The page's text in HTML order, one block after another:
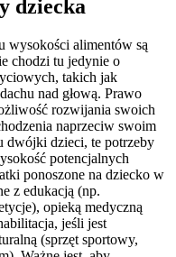
dziecka
wysokości alimentów są
chodzi tu jedynie o
takich jak
nad głową. Prawo
rozwijania swoich
naprzeciw swoim
dwójki dzieci, te potrzeby
potencjalnych
ponoszone na dziecko w
z edukacją (np.
opieką medyczną
jeśli jest
(sprzęt sportowy,